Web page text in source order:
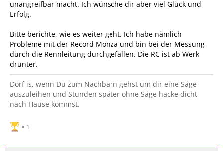
unangreifbar macht. Ich wünsche dir aber viel Glück und
Erfolg.
Bitte berichte, wie es weiter geht. Ich habe nämlich
Probleme mit der Record Monza und bin bei der Messung
durch die Rennleitung durchgefallen. Die RC ist ab Werk
drunter.
Dorf is, wenn Du zum Nachbarn gehst um dir eine Säge
auszuleihen und Stunden später ohne Säge hacke dicht
nach Hause kommst.
1